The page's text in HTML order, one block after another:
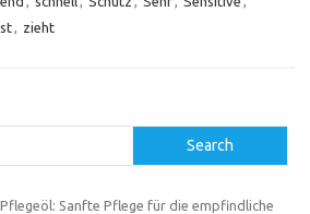
, zieht
Search
Pflegeöl: Sanfte Pflege für die empfindliche